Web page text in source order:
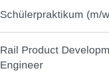
Schülerpraktikum (m/
Rail Product
Engineer